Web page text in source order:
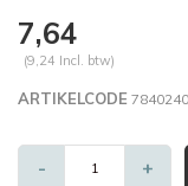
7,64
(9,24 Incl. btw)
ARTIKELCODE 7840240
- +